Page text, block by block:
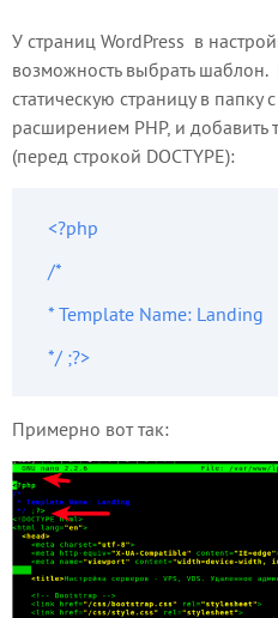
У страниц WordPress в
возможность выбрать шаблон.
статическую страницу в папку
расширением PHP, и добавить
(перед строкой DOCTYPE):
<?php
/*
* Template Name: Landing
Примерно вот так: